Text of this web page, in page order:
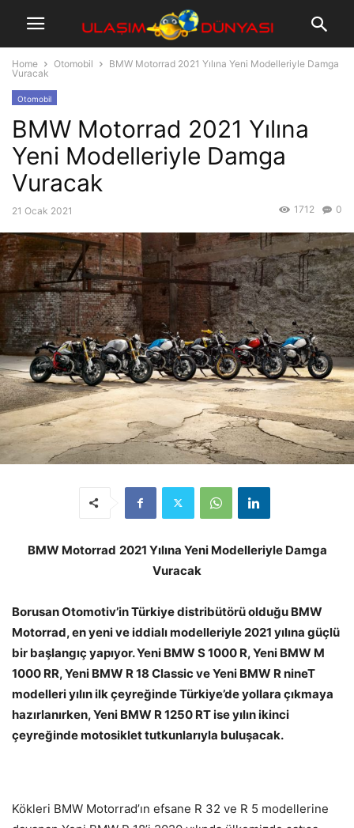
Home Otomobil
BMW Motorrad 2021 Yılına Yeni Modelleriyle Damga
Vuracak
Otomobil
BMW Motorrad 2021 Yılına
Yeni Modelleriyle Damga
Vuracak
21 Ocak 2021 0
1712
BMW Motorrad 2021 Yılına Yeni Modelleriyle Damga
Vuracak
Borusan Otomotiv’in Türkiye distribütörü olduğu BMW
Motorrad, en yeni ve iddialı modelleriyle 2021 yılına güçlü
bir başlangıç yapıyor. Yeni BMW S 1000 R, Yeni BMW M
1000 RR, Yeni BMW R 18 Classic ve Yeni BMW R nineT
modelleri yılın ilk çeyreğinde Türkiye’de yollara çıkmaya
hazırlanırken, Yeni BMW R 1250 RT ise yılın ikinci
çeyreğinde motosiklet tutkunlarıyla buluşacak.
Kökleri BMW Motorrad’ın efsane R 32 ve R 5 modellerine